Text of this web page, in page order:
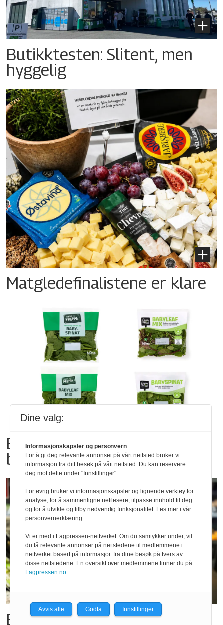
Butikktesten: Slitent, men
hyggelig
Matgledefinalistene er klare
Bama tilbakekaller
babyspinat og babyleaf mix
Billigbonanza da Norge slo
Dine valg:
Informasjonskapsler og personvern
For å gi deg relevante annonser på vårt nettsted bruker vi
informasjon fra ditt besøk på vårt nettsted. Du kan reservere
deg mot dette under "Innstillinger".
For øvrig bruker vi informasjonskapsler og lignende verktøy for
analyse, for å sammenligne nettlesere, tilpasse innhold til deg
og for å utvikle og tilby nødvendig funksjonalitet. Les mer i vår
personvernerklæring.
Vi er med i Fagpressen-nettverket. Om du samtykker under, vil
du få relevante annonser på nettstedene til medlemmene i
nettverket basert på informasjon fra dine besøk på tvers av
disse nettstedene. En oversikt over medlemmene finner du på
Fagpressen.no.
Avvis alle Godta Innstillinger